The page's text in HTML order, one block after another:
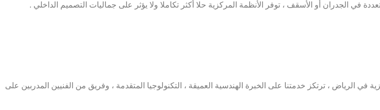
في الجدران أو الأسقف ، توفر الأنظمة المركزية حلا أكثر تكاملا ولا يؤثر على جماليات التصميم الداخلي .
الرياض ، ترتكز خدمتنا على الخبرة الهندسية العميقة ، التكنولوجيا المتقدمة ، وفريق من الفنيين المدربين على